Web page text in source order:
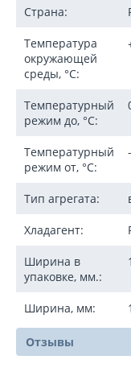
Страна:
Температура
окружающей
среды, °C:
Температурный
режим до, °C:
Температурный
режим от, °C:
Тип агрегата:
Хладагент:
Ширина в
упаковке, мм.:
Ширина, мм:
Отзывы